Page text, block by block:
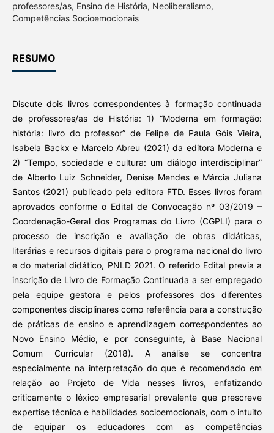
professores/as, Ensino de História, Neoliberalismo,
Competências Socioemocionais
RESUMO
Discute dois livros correspondentes à formação continuada
de professores/as de História: 1) “Moderna em formação:
história: livro do professor” de Felipe de Paula Góis Vieira,
Isabela Backx e Marcelo Abreu (2021) da editora Moderna e
2) “Tempo, sociedade e cultura: um diálogo interdisciplinar”
de Alberto Luiz Schneider, Denise Mendes e Márcia Juliana
Santos (2021) publicado pela editora FTD. Esses livros foram
aprovados conforme o Edital de Convocação nº 03/2019 –
Coordenação-Geral dos Programas do Livro (CGPLI) para o
processo de inscrição e avaliação de obras didáticas,
literárias e recursos digitais para o programa nacional do livro
e do material didático, PNLD 2021. O referido Edital previa a
inscrição de Livro de Formação Continuada a ser empregado
pela equipe gestora e pelos professores dos diferentes
componentes disciplinares como referência para a construção
de práticas de ensino e aprendizagem correspondentes ao
Novo Ensino Médio, e por conseguinte, à Base Nacional
Comum Curricular (2018). A análise se concentra
especialmente na interpretação do que é recomendado em
relação ao Projeto de Vida nesses livros, enfatizando
criticamente o léxico empresarial prevalente que prescreve
expertise técnica e habilidades socioemocionais, com o intuito
de equipar os educadores com as competências